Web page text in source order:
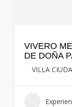
VIVERO
DE DOÑA
VILLA